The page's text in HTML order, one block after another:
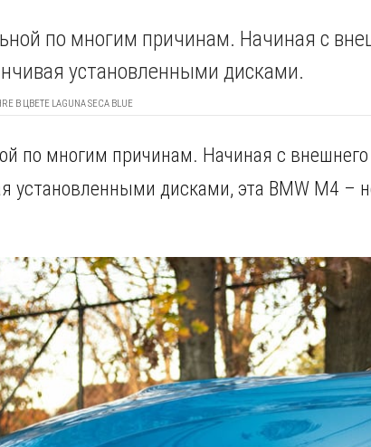
по многим причинам. Начиная с
установленными дисками.
В ЦВЕТЕ LAGUNA SECA BLUE
по многим причинам. Начиная с
установленными дисками, эта BMW M4 –